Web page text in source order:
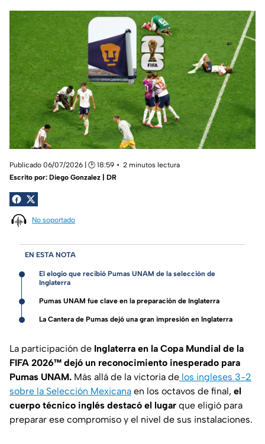
Publicado 06/07/2026 | 🕑 18:59
2 minutos lectura
Escrito por: Diego Gonzalez | DR
No soportado
EN ESTA NOTA
El elogio que recibió Pumas UNAM de la selección de
Inglaterra
Pumas UNAM fue clave en la preparación de Inglaterra
La Cantera de Pumas dejó una gran impresión en Inglaterra
La participación de Inglaterra en la Copa Mundial de la
FIFA 2026™ dejó un reconocimiento inesperado para
Pumas UNAM. Más allá de la victoria de los ingleses 3-2
sobre la Selección Mexicana en los octavos de final, el
cuerpo técnico inglés destacó el lugar que eligió para
preparar ese compromiso y el nivel de sus instalaciones.